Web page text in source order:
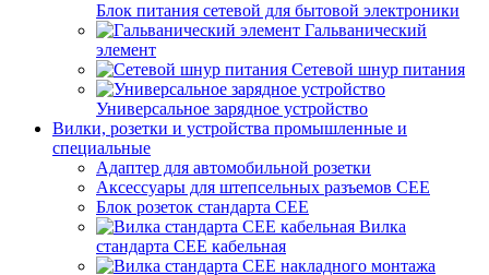
Блок питания сетевой для бытовой электроники
Гальванический
элемент
Сетевой шнур питания
Универсальное зарядное устройство
Вилки, розетки и устройства промышленные и
специальные
Адаптер для автомобильной розетки
Аксессуары для штепсельных разъемов CEE
Блок розеток стандарта CEE
Вилка
стандарта CEE кабельная